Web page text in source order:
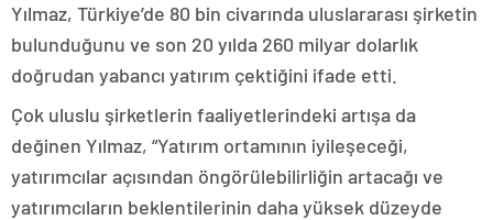
Yılmaz, Türkiye’de 80 bin civarında uluslararası şirketin
bulunduğunu ve son 20 yılda 260 milyar dolarlık
doğrudan yabancı yatırım çektiğini ifade etti.
Çok uluslu şirketlerin faaliyetlerindeki artışa da
değinen Yılmaz, “Yatırım ortamının iyileşeceği,
yatırımcılar açısından öngörülebilirliğin artacağı ve
yatırımcıların beklentilerinin daha yüksek düzeyde